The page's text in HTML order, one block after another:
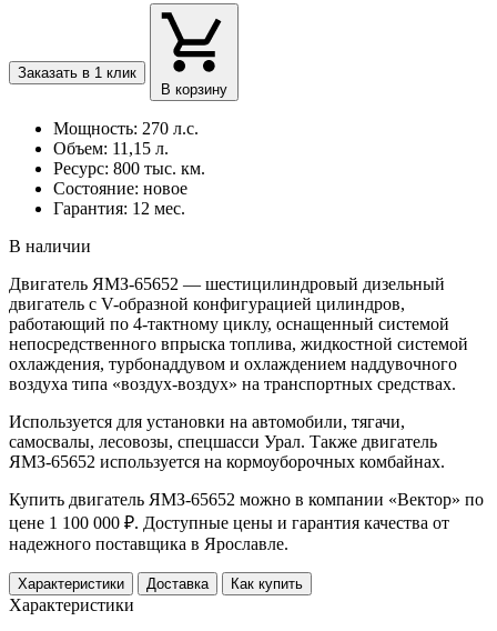
Заказать в 1 клик
В корзину
Мощность: 270 л.с.
Объем: 11,15 л.
Ресурс: 800 тыс. км.
Состояние: новое
Гарантия: 12 мес.
В наличии
Двигатель ЯМЗ-65652 — шестицилиндровый дизельный
двигатель с V-образной конфигурацией цилиндров,
работающий по 4-тактному циклу, оснащенный системой
непосредственного впрыска топлива, жидкостной системой
охлаждения, турбонаддувом и охлаждением наддувочного
воздуха типа «воздух-воздух» на транспортных средствах.
Используется для установки на автомобили, тягачи,
самосвалы, лесовозы, спецшасси Урал. Также двигатель
ЯМЗ-65652 используется на кормоуборочных комбайнах.
Купить двигатель ЯМЗ-65652 можно в компании «Вектор» по
цене 1 100 000 ₽. Доступные цены и гарантия качества от
надежного поставщика в Ярославле.
Характеристики Доставка Как купить
Характеристики